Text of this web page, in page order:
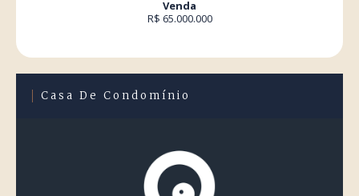
Venda
R$ 65.000.000
Casa De Condomínio